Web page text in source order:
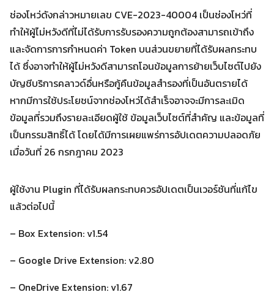
Search
for: Search
ช่องโหว่ดังกล่าวหมายเลข CVE-2023-40004 เป็นช่องโหว่ที่
ทำให้ผู้ไม่หวังดีที่ไม่ได้รับการรับรองความถูกต้องสามารถเข้าถึง
และจัดการการกำหนดค่า Token บนส่วนขยายที่ได้รับผลกระทบ
ได้ ซึ่งอาจทำให้ผู้ไม่หวังดีสามารถโอนข้อมูลการย้ายเว็บไซต์ไปยัง
บัญชีบริการคลาวด์อื่นหรือกู้คืนข้อมูลสำรองที่เป็นอันตรายได้
หากมีการใช้ประโยชน์จากช่องโหว่ได้สำเร็จอาจจะมีการละเมิด
ข้อมูลที่รวมถึงรายละเอียดผู้ใช้ ข้อมูลเว็บไซต์ที่สำคัญ และข้อมูลที่
เป็นกรรมสิทธิ์ได้ โดยได้มีการเผยแพร่การอัปเดตความปลอดภัย
เมื่อวันที่ 26 กรกฎาคม 2023
ผู้ใช้งาน Plugin ที่ได้รับผลกระทบควรอัปเดตเป็นเวอร์ชันที่แก้ไข
แล้วต่อไปนี้
– Box Extension: v1.54
– Google Drive Extension: v2.80
– OneDrive Extension: v1.67